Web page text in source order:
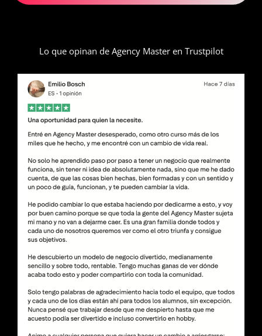
Lo que opinan de Agency Master en Trustpilot